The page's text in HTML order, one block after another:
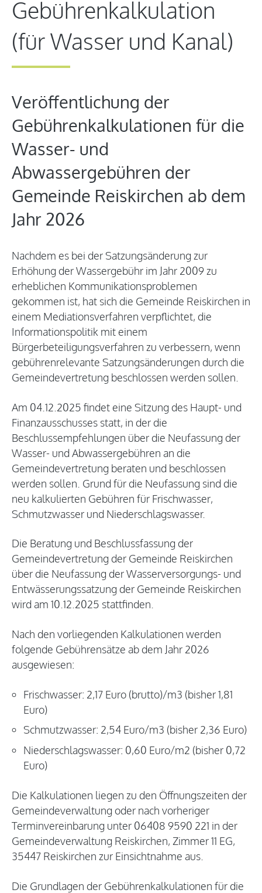
Gebührenkalkulation
(für Wasser und Kanal)
Veröffentlichung der
Gebührenkalkulationen für die
Wasser- und
Abwassergebühren der
Gemeinde Reiskirchen ab dem
Jahr 2026
Nachdem es bei der Satzungsänderung zur
Erhöhung der Wassergebühr im Jahr 2009 zu
erheblichen Kommunikationsproblemen
gekommen ist, hat sich die Gemeinde Reiskirchen in
einem Mediationsverfahren verpflichtet, die
Informationspolitik mit einem
Bürgerbeteiligungsverfahren zu verbessern, wenn
gebührenrelevante Satzungsänderungen durch die
Gemeindevertretung beschlossen werden sollen.
Am 04.12.2025 findet eine Sitzung des Haupt- und
Finanzausschusses statt, in der die
Beschlussempfehlungen über die Neufassung der
Wasser- und Abwassergebühren an die
Gemeindevertretung beraten und beschlossen
werden sollen. Grund für die Neufassung sind die
neu kalkulierten Gebühren für Frischwasser,
Schmutzwasser und Niederschlagswasser.
Die Beratung und Beschlussfassung der
Gemeindevertretung der Gemeinde Reiskirchen
über die Neufassung der Wasserversorgungs- und
Entwässerungssatzung der Gemeinde Reiskirchen
wird am 10.12.2025 stattfinden.
Nach den vorliegenden Kalkulationen werden
folgende Gebührensätze ab dem Jahr 2026
ausgewiesen:
Frischwasser: 2,17 Euro (brutto)/m3 (bisher 1,81
Euro)
Schmutzwasser: 2,54 Euro/m3 (bisher 2,36 Euro)
Niederschlagswasser: 0,60 Euro/m2 (bisher 0,72
Euro)
Die Kalkulationen liegen zu den Öffnungszeiten der
Gemeindeverwaltung oder nach vorheriger
Terminvereinbarung unter 06408 9590 221 in der
Gemeindeverwaltung Reiskirchen, Zimmer 11 EG,
35447 Reiskirchen zur Einsichtnahme aus.
Die Grundlagen der Gebührenkalkulationen für die